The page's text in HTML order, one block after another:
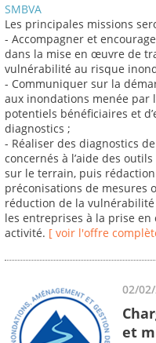
SMBVA
Les principales missions
- Accompagner et
dans la mise en œuvre de
vulnérabilité au risque
- Communiquer sur la
aux inondations menée par
potentiels bénéficiaires et
diagnostics ;
- Réaliser des diagnostics
concernés à l’aide des
sur le terrain, puis
préconisations de mesures
réduction de la
les entreprises à la prise
activité. [ voir l'offre
02/
et